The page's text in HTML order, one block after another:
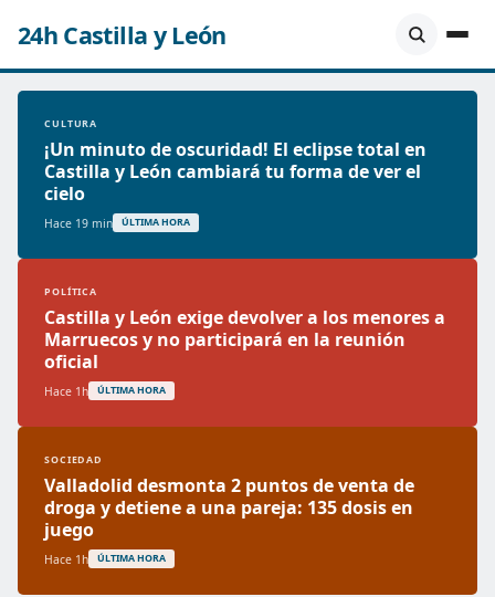
24h Castilla y León
CULTURA
¡Un minuto de oscuridad! El eclipse total en
Castilla y León cambiará tu forma de ver el
cielo
Hace 19 min ÚLTIMA HORA
POLÍTICA
Castilla y León exige devolver a los menores a
Marruecos y no participará en la reunión
oficial
Hace 1h ÚLTIMA HORA
SOCIEDAD
Valladolid desmonta 2 puntos de venta de
droga y detiene a una pareja: 135 dosis en
juego
Hace 1h ÚLTIMA HORA